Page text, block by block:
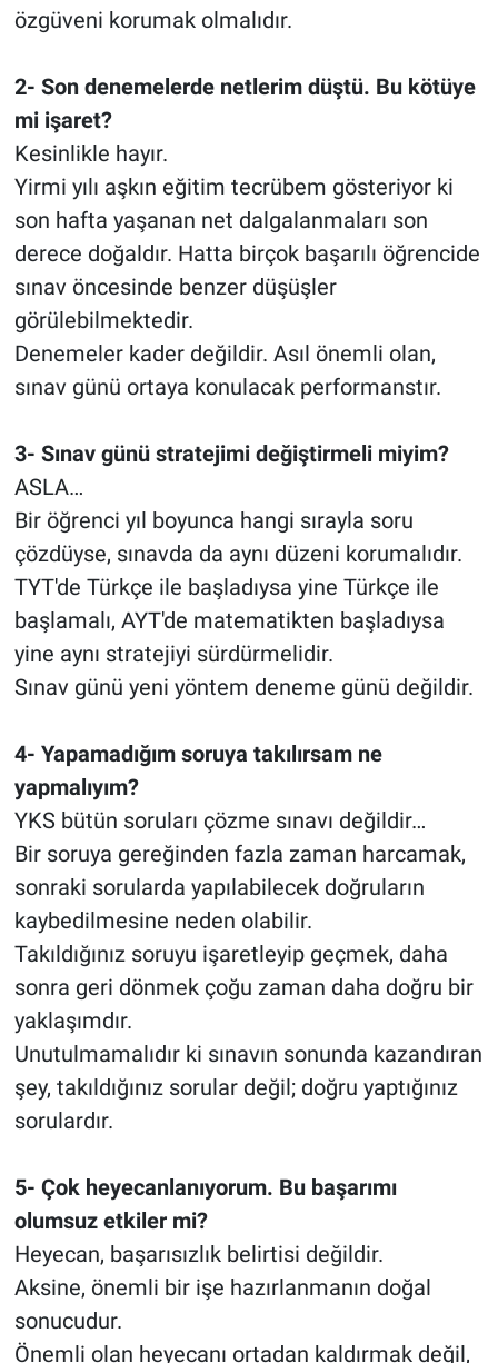
özgüveni korumak olmalıdır.
2- Son denemelerde netlerim düştü. Bu kötüye
mi işaret?
Kesinlikle hayır.
Yirmi yılı aşkın eğitim tecrübem gösteriyor ki
son hafta yaşanan net dalgalanmaları son
derece doğaldır. Hatta birçok başarılı öğrencide
sınav öncesinde benzer düşüşler
görülebilmektedir.
Denemeler kader değildir. Asıl önemli olan,
sınav günü ortaya konulacak performanstır.
3- Sınav günü stratejimi değiştirmeli miyim?
ASLA…
Bir öğrenci yıl boyunca hangi sırayla soru
çözdüyse, sınavda da aynı düzeni korumalıdır.
TYT'de Türkçe ile başladıysa yine Türkçe ile
başlamalı, AYT'de matematikten başladıysa
yine aynı stratejiyi sürdürmelidir.
Sınav günü yeni yöntem deneme günü değildir.
4- Yapamadığım soruya takılırsam ne
yapmalıyım?
YKS bütün soruları çözme sınavı değildir…
Bir soruya gereğinden fazla zaman harcamak,
sonraki sorularda yapılabilecek doğruların
kaybedilmesine neden olabilir.
Takıldığınız soruyu işaretleyip geçmek, daha
sonra geri dönmek çoğu zaman daha doğru bir
yaklaşımdır.
Unutulmamalıdır ki sınavın sonunda kazandıran
şey, takıldığınız sorular değil; doğru yaptığınız
sorulardır.
5- Çok heyecanlanıyorum. Bu başarımı
olumsuz etkiler mi?
Heyecan, başarısızlık belirtisi değildir.
Aksine, önemli bir işe hazırlanmanın doğal
sonucudur.
Önemli olan heyecanı ortadan kaldırmak değil,